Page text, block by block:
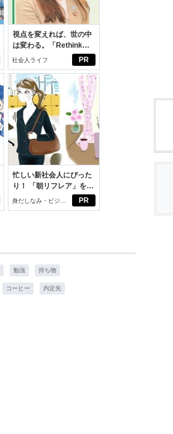
PR
視点を変えれば、世の中
は変わる。「Rethink
PROJECT」がつたえた
社会人ライフ
PR
忙しい新社会人にぴった
り！ 「朝リフレア」をは
じめよう。しっかりニオ
イケアして24時間快適。
身だしなみ・ビジネ
スアイテム
勉強 持ち物
コーヒー 内定先